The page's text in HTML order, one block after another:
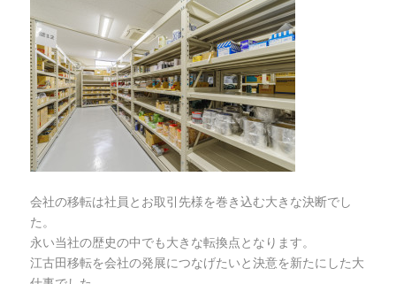
会社の移転は社員とお取引先様を巻き込む大きな決断でし
た。
永い当社の歴史の中でも大きな転換点となります。
江古田移転を会社の発展につなげたいと決意を新たにした大